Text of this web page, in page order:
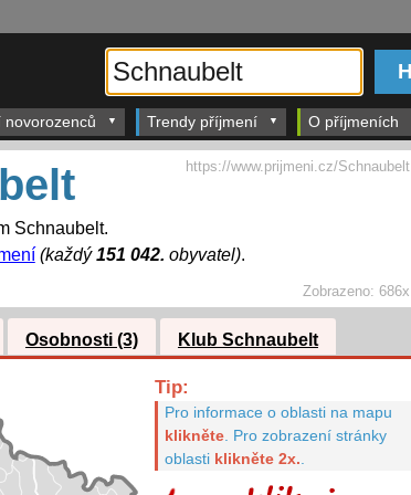
Trendy příjmení O příjmeních
Zobrazeno:686x
Schnaubelt.
(každý151 042. obyvatel).
https://www.prijmeni.cz/Schnaubelt
Osobnosti (3) Klub Schnaubelt
Tip:
Pro informace o oblasti na mapu
klikněte. Pro zobrazení stránky
oblasti klikněte 2x.